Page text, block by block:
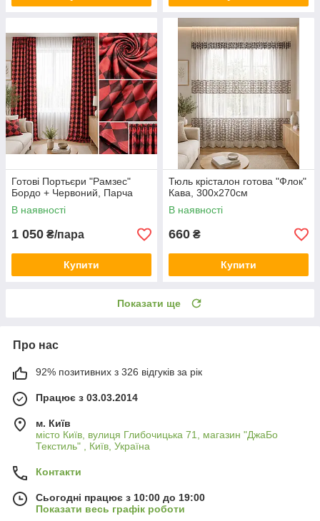
Готові Портьєри "Рамзес"
Бордо + Червоний, Парча
В наявності
1 050 ₴/пара
Купити
Тюль крісталон готова "Флок"
Кава, 300х270см
В наявності
660 ₴
Купити
Показати ще
Про нас
92% позитивних з 326 відгуків за рік
Працює з 03.03.2014
м. Київ
місто Київ, вулиця Глибочицька 71, магазин "ДжаБо
Текстиль" , Київ, Україна
Контакти
Сьогодні працює з 10:00 до 19:00
Показати весь графік роботи